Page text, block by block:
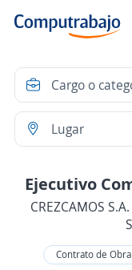
Ejecutivo
CREZCAMOS
Contrato de